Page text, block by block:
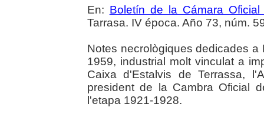
En: Boletín de la Cámara
Tarrasa. IV época. Año 73, núm.
Notes necrològiques dedicades
1959, industrial molt vinculat a
Caixa d'Estalvis de Terrassa,
president de la Cambra Oficial
l'etapa 1921-1928.